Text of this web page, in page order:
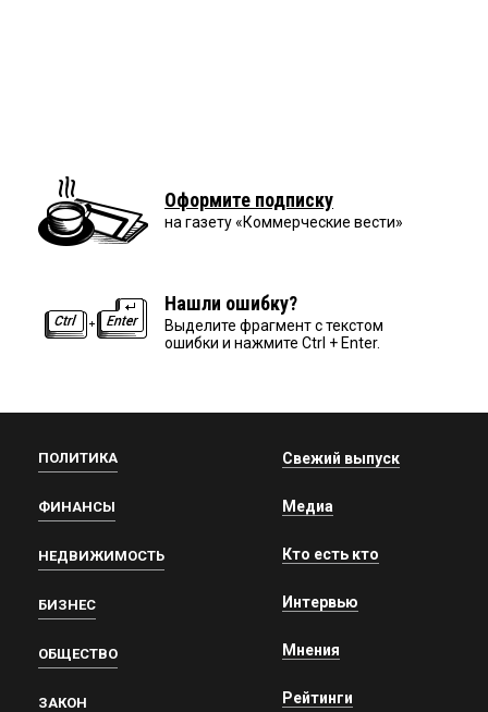
Оформите подписку
на газету «Коммерческие вести»
Нашли ошибку?
Выделите фрагмент с текстом
ошибки и нажмите Ctrl + Enter.
ПОЛИТИКА
ФИНАНСЫ
НЕДВИЖИМОСТЬ
БИЗНЕС
ОБЩЕСТВО
ЗАКОН
Свежий выпуск
Медиа
Кто есть кто
Интервью
Мнения
Рейтинги